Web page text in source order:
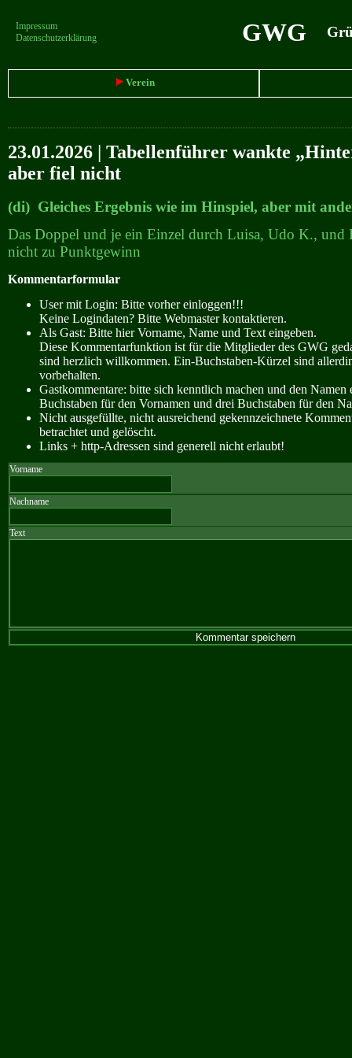
Impressum
Datenschutzerklärung
GWG
Verein
23.01.2026 | Tabellenführer wankte
aber fiel nicht
(di) Gleiches Ergebnis wie im Hinspiel, aber mit
Das Doppel und je ein Einzel durch Luisa, Udo K., und
nicht zu Punktgewinn
Kommentarformular
User mit Login: Bitte vorher einloggen!!!
Keine Logindaten? Bitte Webmaster kontaktieren.
Als Gast: Bitte hier Vorname, Name und Text eingeben.
Diese Kommentarfunktion ist für die Mitglieder des GWG
sind herzlich willkommen. Ein-Buchstaben-Kürzel sind
vorbehalten.
Gastkommentare: bitte sich kenntlich machen und den Namen
Buchstaben für den Vornamen und drei Buchstaben für den
Nicht ausgefüllte, nicht ausreichend gekennzeichnete
betrachtet und gelöscht.
Links + http-Adressen sind generell nicht erlaubt!
Vorname
Nachname
Text